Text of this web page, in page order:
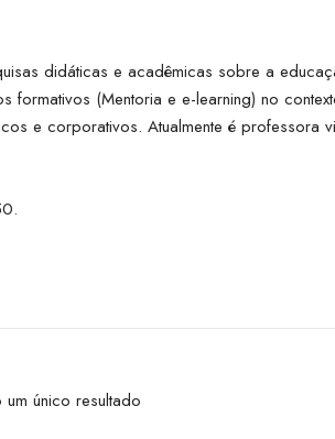
didáticas e acadêmicas sobre a
(Mentoria e e-learning) no
e corporativos. Atualmente é professora
único resultado